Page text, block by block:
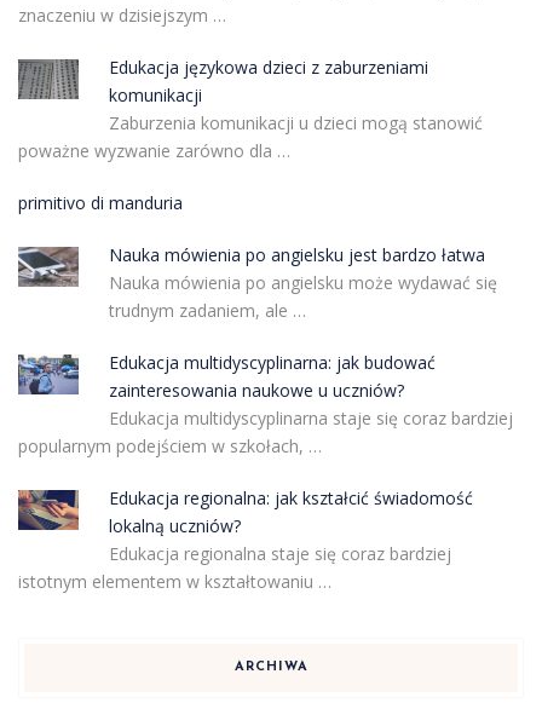
znaczeniu w dzisiejszym …
Edukacja językowa dzieci z zaburzeniami
komunikacji
Zaburzenia komunikacji u dzieci mogą stanowić
poważne wyzwanie zarówno dla …
primitivo di manduria
Nauka mówienia po angielsku jest bardzo łatwa
Nauka mówienia po angielsku może wydawać się
trudnym zadaniem, ale …
Edukacja multidyscyplinarna: jak budować
zainteresowania naukowe u uczniów?
Edukacja multidyscyplinarna staje się coraz bardziej
popularnym podejściem w szkołach, …
Edukacja regionalna: jak kształcić świadomość
lokalną uczniów?
Edukacja regionalna staje się coraz bardziej
istotnym elementem w kształtowaniu …
ARCHIWA